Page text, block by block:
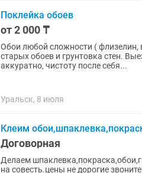
Поклейка обоев
от 2 000 ₸
Обои любой сложности (
старых обоев и грунтовка стен. Выезд
аккуратно, чистоту после себя...
Уральск, 8 июля
Клеим
Договорная
Делаем
на совесть.цены не дорогие